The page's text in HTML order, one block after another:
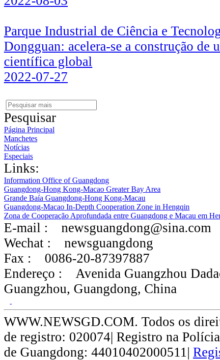
Parque Industrial de Ciência e
Dongguan: acelera-se a construção de
científica global
2022-07-27
Pesquisar
Página Principal
Manchetes
Notícias
Especiais
Links:
Information Office of Guangdong
Guangdong-Hong Kong-Macao Greater Bay Area
Grande Baía Guangdong-Hong Kong-Macau
Guangdong-Macao In-Depth Cooperation Zone in Hengqin
Zona de Cooperação Aprofundada entre Guangdong e Macau em
E-mail :
newsguangdong@sina.com
Wechat :
newsguangdong
Fax :
0086-20-87397887
Endereço :
Avenida Guangzhou
Guangzhou, Guangdong, China
WWW.NEWSGD.COM. Todos os
de registro: 020074| Registro na
de Guangdong: 44010402000511|